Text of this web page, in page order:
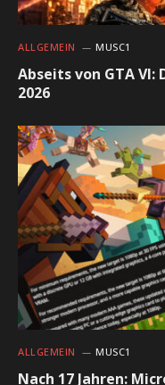
ALLGEMEIN MUSC1
Abseits von GTA
2026
ALLGEMEIN MUSC1
Nach 17 Jahren: